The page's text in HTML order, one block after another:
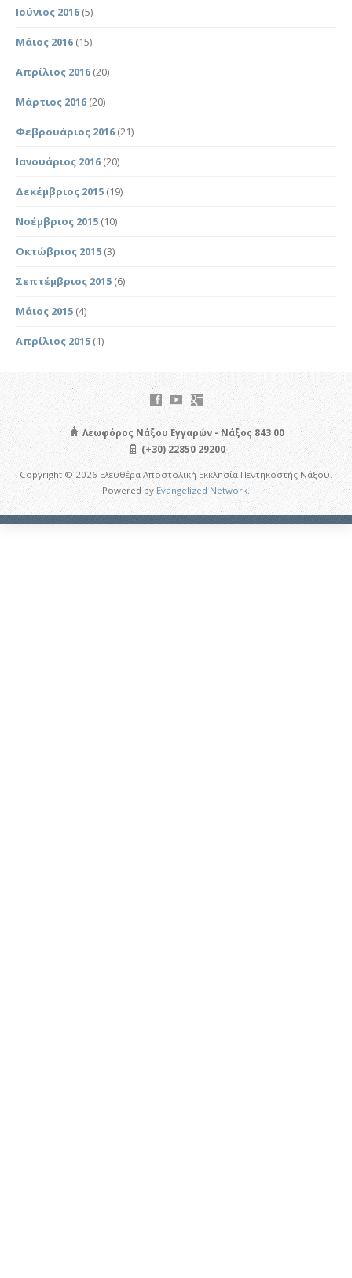
Ιούνιος 2016 (5)
Μάιος 2016 (15)
Απρίλιος 2016 (20)
Μάρτιος 2016 (20)
Φεβρουάριος 2016 (21)
Ιανουάριος 2016 (20)
Δεκέμβριος 2015 (19)
Νοέμβριος 2015 (10)
Οκτώβριος 2015 (3)
Σεπτέμβριος 2015 (6)
Μάιος 2015 (4)
Απρίλιος 2015 (1)
Λεωφόρος Νάξου Εγγαρών - Νάξος 843 00
(+30) 22850 29200
Copyright © 2026 Ελευθέρα Αποστολική Εκκλησία Πεντηκοστής Νάξου.
Powered byEvangelized Network.